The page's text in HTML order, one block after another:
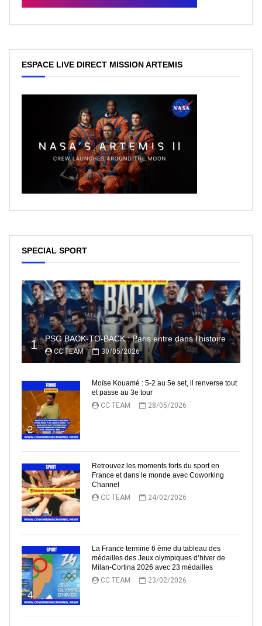
ESPACE LIVE DIRECT MISSION ARTEMIS
SPECIAL SPORT
1 PSG BACK-TO-BACK : Paris entre dans l’histoire
CC TEAM 30/05/2026
2
Moïse Kouamé : 5-2 au 5e set, il renverse tout
et passe au 3e tour
CC TEAM
28/05/2026
3
Retrouvez les moments forts du sport en
France et dans le monde avec Coworking
Channel
CC TEAM
24/02/2026
4
La France termine 6 ème du tableau des
médailles des Jeux olympiques d’hiver de
Milan-Cortina 2026 avec 23 médailles
CC TEAM
23/02/2026